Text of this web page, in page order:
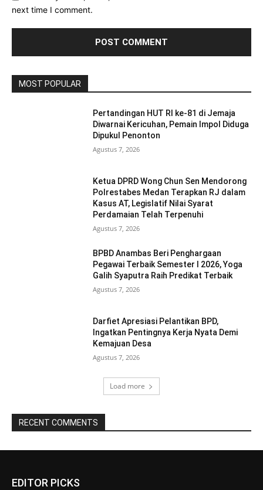
next time I comment.
MOST POPULAR
Pertandingan HUT RI ke-81 di Jemaja
Diwarnai Kericuhan, Pemain Impol Diduga
Dipukul Penonton
Agustus 7, 2026
Ketua DPRD Wong Chun Sen Mendorong
Polrestabes Medan Terapkan RJ dalam
Kasus AT, Legislatif Nilai Syarat
Perdamaian Telah Terpenuhi
Agustus 7, 2026
BPBD Anambas Beri Penghargaan
Pegawai Terbaik Semester I 2026, Yoga
Galih Syaputra Raih Predikat Terbaik
Agustus 7, 2026
Darfiet Apresiasi Pelantikan BPD,
Ingatkan Pentingnya Kerja Nyata Demi
Kemajuan Desa
Agustus 7, 2026
Load more
RECENT COMMENTS
EDITOR PICKS